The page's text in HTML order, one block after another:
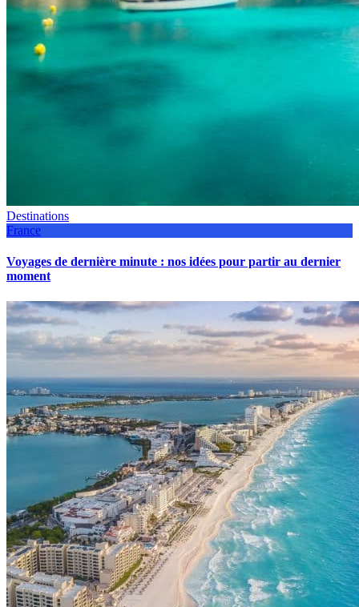
Destinations
France
Voyages de dernière minute : nos idées pour partir au dernier
moment